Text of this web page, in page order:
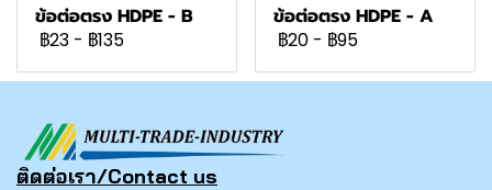
ข้อต่อตรง HDPE - B
฿23 - ฿135
ข้อต่อตรง HDPE - A
฿20 - ฿95
ติดต่อเรา/Contact us